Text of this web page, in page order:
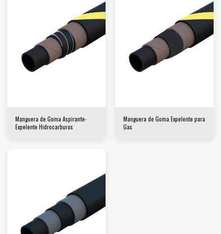
Manguera de Goma Aspirante-
Expelente Hidrocarburos
Manguera de Goma Expelente para
Gas